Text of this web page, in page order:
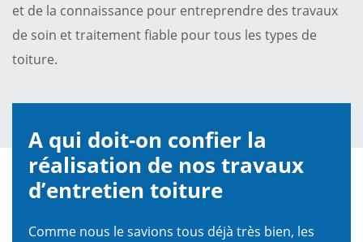
et de la connaissance pour entreprendre des travaux
de soin et traitement fiable pour tous les types de
toiture.
A qui doit-on confier la
réalisation de nos travaux
d’entretien toiture
Comme nous le savions tous déjà très bien, les